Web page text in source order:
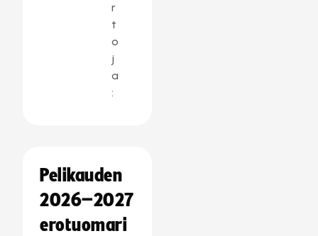
r
t
o
j
a
:
Pelikauden
2026–2027
erotuomari